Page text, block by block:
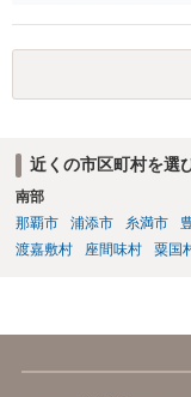
近くの市区町村を選
南部
那覇市
浦添市 糸満市
渡嘉敷村
座間味村 粟国